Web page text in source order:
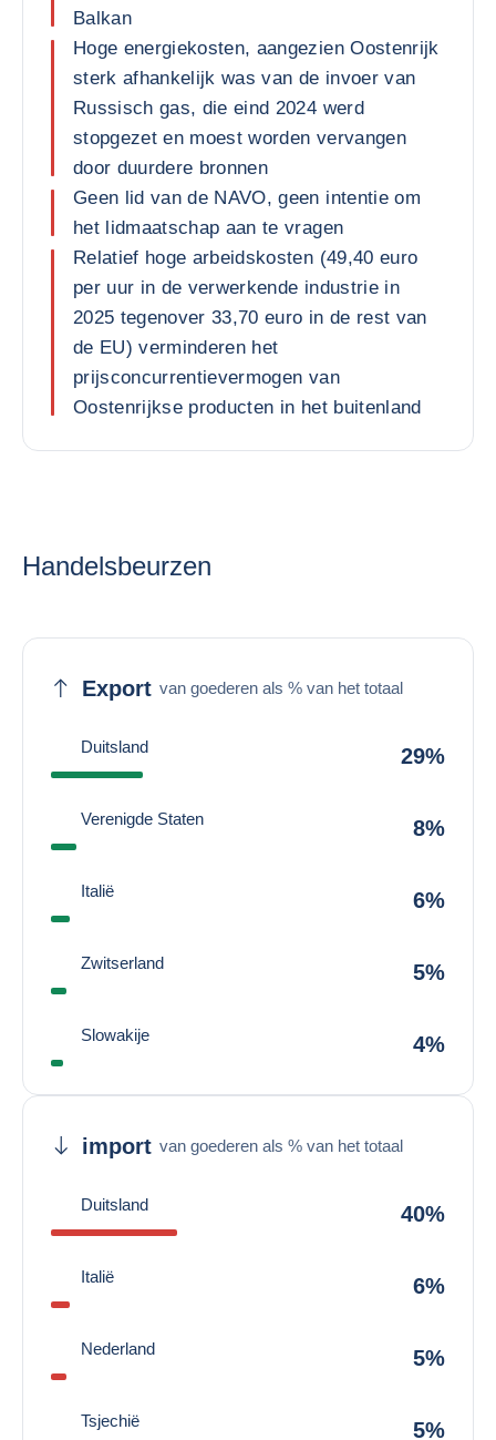
Balkan
Hoge energiekosten, aangezien Oostenrijk
sterk afhankelijk was van de invoer van
Russisch gas, die eind 2024 werd
stopgezet en moest worden vervangen
door duurdere bronnen
Geen lid van de NAVO, geen intentie om
het lidmaatschap aan te vragen
Relatief hoge arbeidskosten (49,40 euro
per uur in de verwerkende industrie in
2025 tegenover 33,70 euro in de rest van
de EU) verminderen het
prijsconcurrentievermogen van
Oostenrijkse producten in het buitenland
Handelsbeurzen
Export van goederen als % van het totaal
Duitsland 29%
Verenigde Staten 8%
Italië 6%
Zwitserland 5%
Slowakije 4%
import van goederen als % van het totaal
Duitsland 40%
Italië 6%
Nederland 5%
Tsjechië 5%